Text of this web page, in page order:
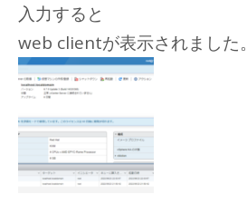
入力すると
web clientが表示されました。